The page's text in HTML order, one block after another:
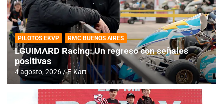
PILOTOS EKVP RMC BUENOS AIRES
LGUIMARD Racing: Un regreso con señales
positivas
4 agosto, 2026 E-Kart